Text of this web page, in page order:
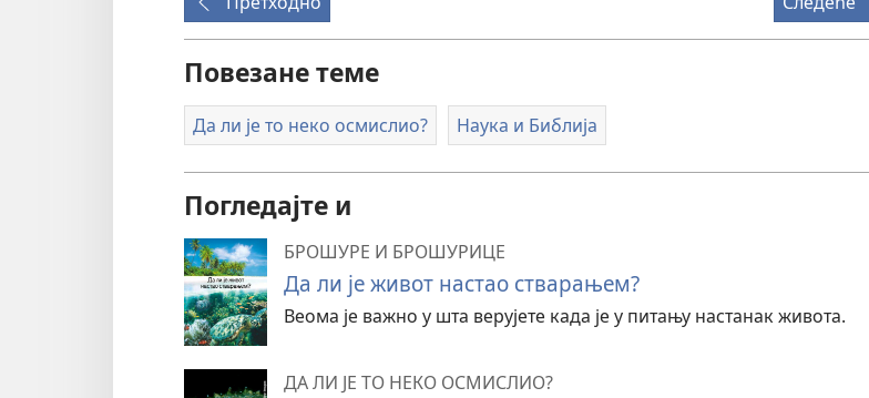
Повезане теме
Да ли је то неко осмислио? Наука и Библија
Погледајте и
БРОШУРЕ И БРОШУРИЦЕ
Да ли је живот настао стварањем?
Веома је важно у шта верујете када је у питању настанак живота.
ДА ЛИ ЈЕ ТО НЕКО ОСМИСЛИО?